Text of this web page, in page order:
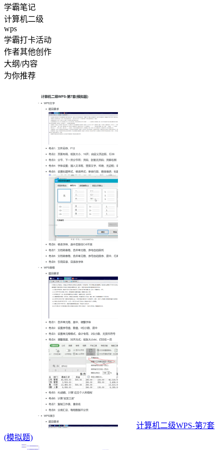
学霸笔记
计算机二级
wps
学霸打卡活动
作者其他创作
大纲/内容
为你推荐
计算机二级WPS-第7套
(模拟题)